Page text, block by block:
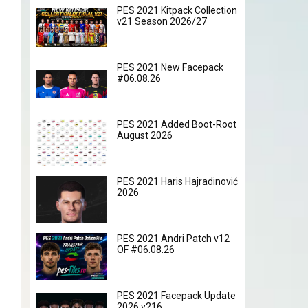
PES 2021 Kitpack Collection
v21 Season 2026/27
PES 2021 New Facepack
#06.08.26
PES 2021 Added Boot-Root
August 2026
PES 2021 Haris Hajradinović
2026
PES 2021 Andri Patch v12
OF #06.08.26
PES 2021 Facepack Update